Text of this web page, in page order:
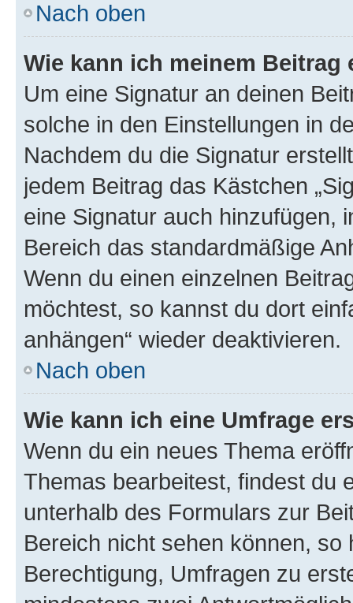
Nach oben
Wie kann ich meinem
Um eine Signatur an deinen
solche in den Einstellungen in
Nachdem du die Signatur
jedem Beitrag das Kästchen
eine Signatur auch hinzufügen,
Bereich das standardmäßige
Wenn du einen einzelnen
möchtest, so kannst du dort
anhängen“ wieder deaktivieren.
Nach oben
Wie kann ich eine Umfrage
Wenn du ein neues Thema
Themas bearbeitest, findest du
unterhalb des Formulars zur
Bereich nicht sehen können,
Berechtigung, Umfragen zu